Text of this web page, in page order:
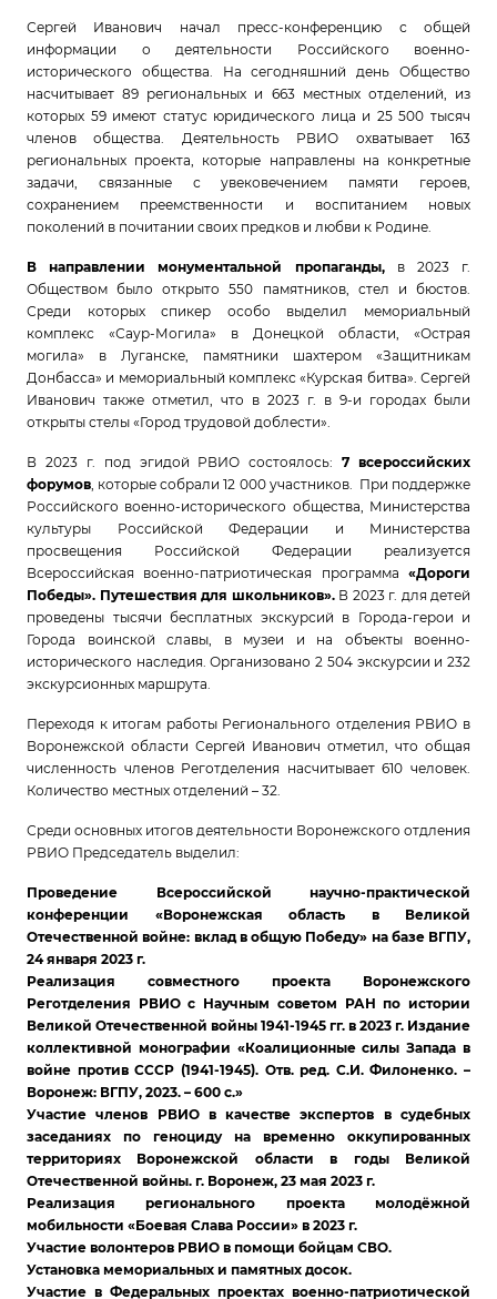
Сергей Иванович начал пресс-конференцию с общей
информации о деятельности Российского военно-
исторического общества. На сегодняшний день Общество
насчитывает 89 региональных и 663 местных отделений, из
которых 59 имеют статус юридического лица и 25 500 тысяч
членов общества. Деятельность РВИО охватывает 163
региональных проекта, которые направлены на конкретные
задачи, связанные с увековечением памяти героев,
сохранением преемственности и воспитанием новых
поколений в почитании своих предков и любви к Родине.
В направлении монументальной пропаганды,в 2023 г.
Обществом было открыто
550 памятников, стел и бюстов.
Среди которых спикер особо выделил мемориальный
комплекс «Саур-Могила» в Донецкой области, «Острая
могила» в Луганске, памятники шахтером «Защитникам
Донбасса» и мемориальный комплекс «Курская битва». Сергей
Иванович также отметил, что в 2023 г. в 9-и городах были
открыты стелы «Город трудовой доблести».
В 2023 г. под эгидой РВИО состоялось:7 всероссийских
форумов, которые собрали 12 000 участников. При поддержке
Российского военно-исторического общества, Министерства
культуры Российской Федерации и Министерства
просвещения Российской Федерации реализуется
Всероссийская военно-патриотическая программа «Дороги
Победы». Путешествия для школьников».В 2023 г. для детей
проведены тысячи бесплатных экскурсий в Города-герои и
Города воинской славы, в музеи и на объекты военно-
исторического наследия. Организовано 2 504 экскурсии и 232
экскурсионных маршрута.
Переходя к итогам работы Регионального отделения РВИО в
Воронежской области Сергей Иванович отметил, что общая
численность членов Реготделения насчитывает 610 человек.
Количество местных отделений – 32.
Среди основных итогов деятельности Воронежского отдления
РВИО Председатель выделил:
Проведение Всероссийской научно-практической
конференции «Воронежская область в Великой
Отечественной войне: вклад в общую Победу» на базе ВГПУ,
24 января 2023 г.
Реализация совместного проекта Воронежского
Реготделения РВИО с Научным советом РАН по истории
Великой Отечественной войны 1941-1945 гг. в 2023 г. Издание
коллективной монографии «Коалиционные силы Запада в
войне против СССР (1941-1945). Отв. ред. С.И. Филоненко. –
Воронеж: ВГПУ, 2023. – 600 с.»
Участие членов РВИО в качестве экспертов в судебных
заседаниях по геноциду на временно оккупированных
территориях Воронежской области в годы Великой
Отечественной войны. г. Воронеж, 23 мая 2023 г.
Реализация регионального проекта молодёжной
мобильности «Боевая Слава России» в 2023 г.
Участие волонтеров РВИО в помощи бойцам СВО.
Установка мемориальных и памятных досок.
Участие в Федеральных проектах военно-патриотической